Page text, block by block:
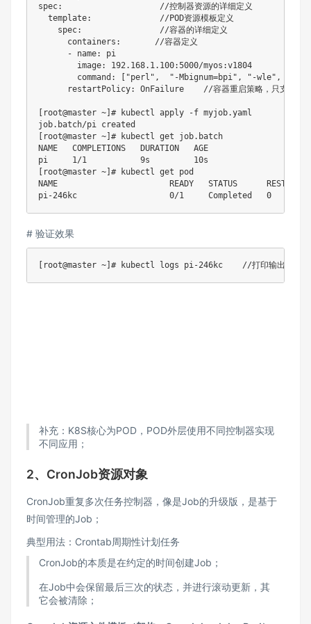
spec:                    //控制器资源的详细定义
template:              //POD资源模板定义
spec:                //容器的详细定义
containers:       //容器定义
- name: pi
image: 192.168.1.100:5000/myos:v1804
command: ["perl",  "-Mbignum=bpi", "-wle", "print
restartPolicy: OnFailure    //容器重启策略，只支持
[root@master ~]# kubectl apply -f myjob.yaml
job.batch/pi created
[root@master ~]# kubectl get job.batch
NAME   COMPLETIONS   DURATION   AGE
pi     1/1           9s         10s
[root@master ~]# kubectl get pod
NAME                       READY   STATUS      RESTARTS
pi-246kc                   0/1     Completed   0
# 验证效果
[root@master ~]# kubectl logs pi-246kc    //打印输出结构显
补充：K8S核心为POD，POD外层使用不同控制器实现
不同应用；
2、CronJob资源对象
CronJob重复多次任务控制器，像是Job的升级版，是基于
时间管理的Job；
典型用法：Crontab周期性计划任务
CronJob的本质是在约定的时间创建Job；
在Job中会保留最后三次的状态，并进行滚动更新，其
它会被清除；